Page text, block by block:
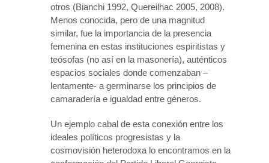
otros (Bianchi 1992, Quereilhac 2005, 2008).
Menos conocida, pero de una magnitud
similar, fue la importancia de la presencia
femenina en estas instituciones espiritistas y
teósofas (no así en la masonería), auténticos
espacios sociales donde comenzaban –
lentamente- a germinarse los principios de
camaradería e igualdad entre géneros.
Un ejemplo cabal de esta conexión entre los
ideales políticos progresistas y la
cosmovisión heterodoxa lo encontramos en la